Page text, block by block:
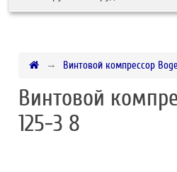
Винтовой компрессор
Винтовой
125-3 8